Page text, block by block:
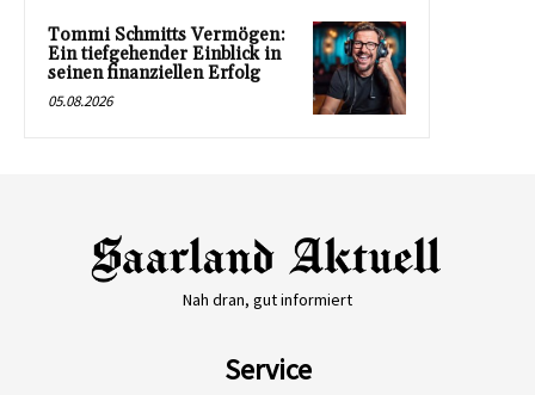
Tommi Schmitts Vermögen:
Ein tiefgehender Einblick in
seinen finanziellen Erfolg
05.08.2026
Nah dran, gut informiert
Service